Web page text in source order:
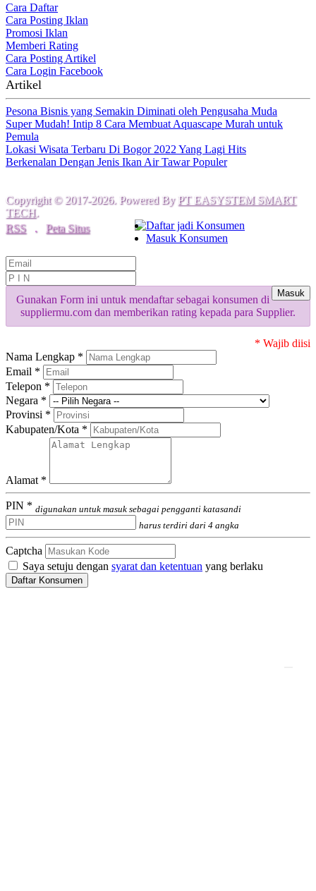
Cara Daftar
Cara Posting Iklan
Promosi Iklan
Memberi Rating
Cara Posting Artikel
Cara Login Facebook
Artikel
Pesona Bisnis yang Semakin Diminati oleh Pengusaha Muda
Super Mudah! Intip 8 Cara Membuat Aquascape Murah untuk
Pemula
Lokasi Wisata Terbaru Di Bogor 2022 Yang Lagi Hits
Berkenalan Dengan Jenis Ikan Air Tawar Populer
Copyright © 2017-2026. Powered By PT EASYSTEM SMART
TECH.
RSS
. Peta Situs
Daftar jadi Konsumen
Masuk Konsumen
Masuk
Gunakan Form ini untuk mendaftar sebagai konsumen di
suppliermu.com dan memberikan rating kepada para Supplier.
* Wajib diisi
Nama Lengkap *
Email *
Telepon *
Negara *
Provinsi *
Kabupaten/Kota *
Alamat *
PIN * digunakan untuk masuk sebagai pengganti katasandi
harus terdiri dari 4 angka
Captcha
Saya setuju dengan syarat dan ketentuan yang berlaku
Daftar Konsumen